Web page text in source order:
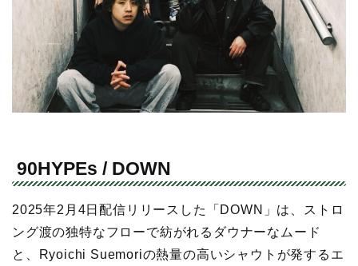
90HYPEs / DOWN
2025年2月4日配信リリースした「DOWN」は、ストロ
ング渡の独特なフローで紡がれるダウナーなムード
と、Ryoichi Suemoriの熱量の高いシャウトが発するエ